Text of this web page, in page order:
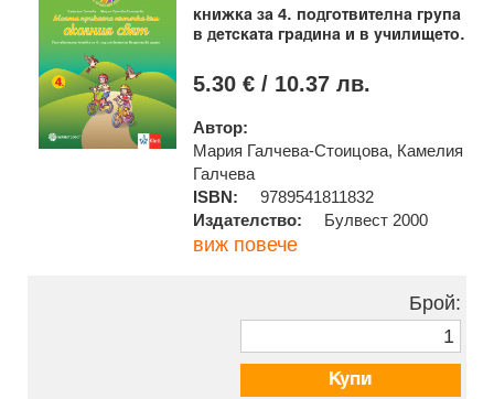
книжка за 4. подготвителна група
в детската градина и в училището.
5.30 € / 10.37 лв.
Автор:
Мария Галчева-Стоицова, Камелия
Галчева
ISBN:
9789541811832
Издателство:
Булвест 2000
виж повече
Брой:
Купи